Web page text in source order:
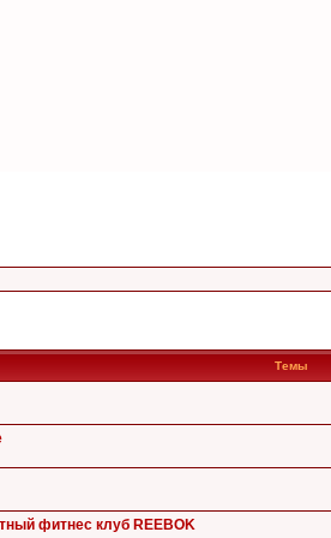
Темы
фитнес клуб REEBOK